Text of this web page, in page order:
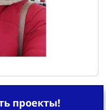
проекты!